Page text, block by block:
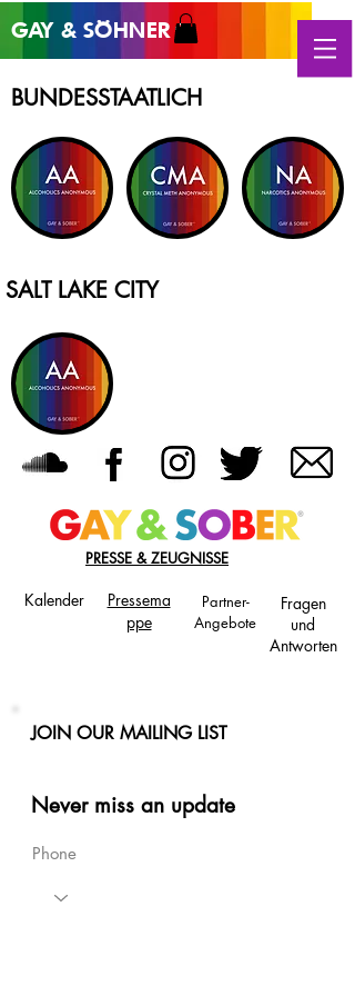
GAY & SÖHNER®
BUNDESSTAATLICH
SALT LAKE CITY
PRESSE & ZEUGNISSE
Kalender
Pressema
ppe
Partner-
Angebote
Fragen
und
Antworten
JOIN OUR MAILING LIST
Never miss an update
Phone